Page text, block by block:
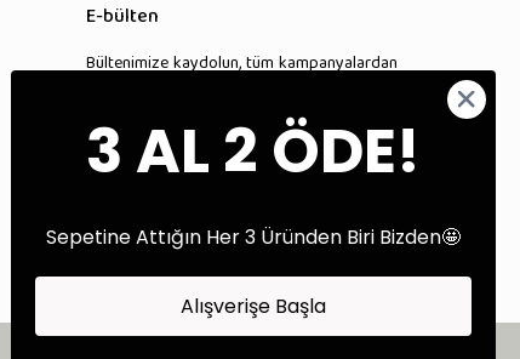
E-bülten
Bültenimize kaydolun, tüm kampanyalardan
Kaydol
3 AL 2 ÖDE!
Sepetine Attığın Her 3 Üründen Biri Bizden🤩
Alışverişe Başla